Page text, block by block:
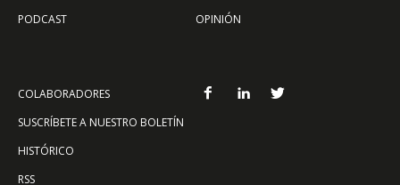
PODCAST
OPINIÓN
COLABORADORES
SUSCRÍBETE A NUESTRO BOLETÍN
HISTÓRICO
RSS